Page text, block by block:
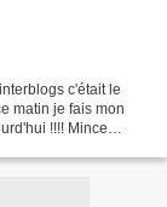
c'était le
matin je fais mon
!!!! Mince